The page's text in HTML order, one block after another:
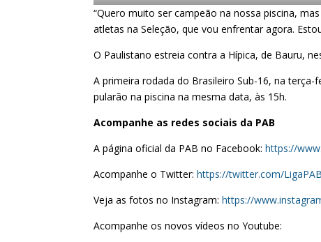
“Quero muito ser campeão na nossa piscina,
atletas na Seleção, que vou enfrentar agora.
O Paulistano estreia contra a Hípica, de Bauru,
A primeira rodada do Brasileiro Sub-16, na
pularão na piscina na mesma data, às 15h.
Acompanhe as redes sociais da PAB
A página oficial da PAB no Facebook:https://
Acompanhe o Twitter:https://twitter.com/LigaPAB
Veja as fotos no Instagram:https://
Acompanhe os novos vídeos no Youtube: